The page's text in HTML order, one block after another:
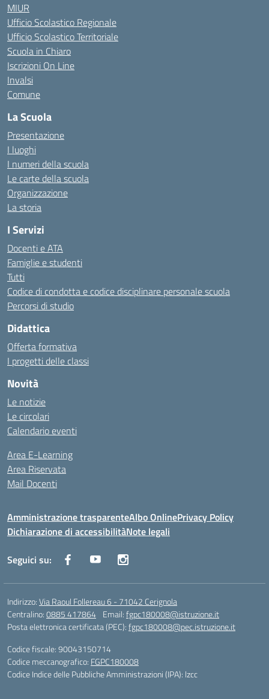
MIUR
Ufficio Scolastico Regionale
Ufficio Scolastico Territoriale
Scuola in Chiaro
Iscrizioni On Line
Invalsi
Comune
La Scuola
Presentazione
I luoghi
I numeri della scuola
Le carte della scuola
Organizzazione
La storia
I Servizi
Docenti e ATA
Famiglie e studenti
Tutti
Codice di condotta e codice disciplinare personale scuola
Percorsi di studio
Didattica
Offerta formativa
I progetti delle classi
Novità
Le notizie
Le circolari
Calendario eventi
Area E-Learning
Area Riservata
Mail Docenti
Amministrazione trasparenteAlbo OnlinePrivacy Policy
Dichiarazione di accessibilitàNote legali
Seguici su:
Indirizzo:Via Raoul Follereau 6 - 71042 Cerignola
Centralino:0885 417864 Email:fgpc180008@istruzione.it
Posta elettronica certificata (PEC):fgpc180008@pec.istruzione.it
Codice fiscale: 90043150714
Codice meccanografico: FGPC180008
Codice Indice delle Pubbliche Amministrazioni (IPA): lzcc